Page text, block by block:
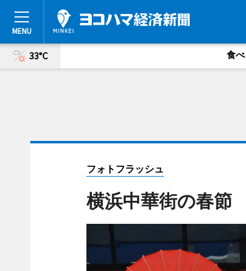
33°C 食
フォトフラッシュ
横浜中華街の春節